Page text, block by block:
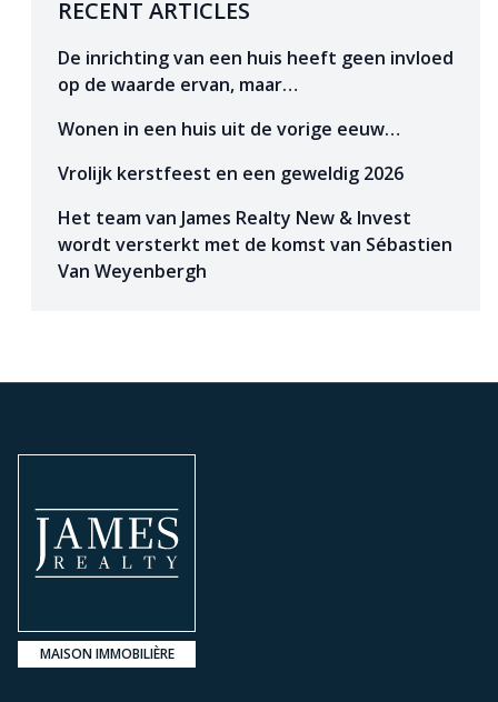
RECENT ARTICLES
De inrichting van een huis heeft geen invloed
op de waarde ervan, maar…
Wonen in een huis uit de vorige eeuw…
Vrolijk kerstfeest en een geweldig 2026
Het team van James Realty New & Invest
wordt versterkt met de komst van Sébastien
Van Weyenbergh
MAISON IMMOBILIÈRE